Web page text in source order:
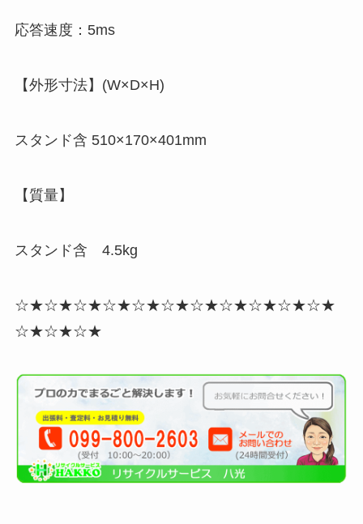
応答速度：5ms
【外形寸法】(W×D×H)
スタンド含 510×170×401mm
【質量】
スタンド含 4.5kg
☆★☆★☆★☆★☆★☆★☆★☆★☆★☆★☆★
☆★☆★☆★